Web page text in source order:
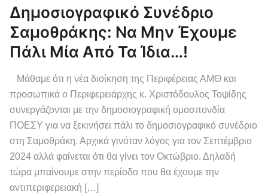
Δημοσιογραφικό Συνέδριο
Σαμοθράκης: Να Μην Έχουμε
Πάλι Μία Από Τα Ίδια…!
Μάθαμε ότι η νέα διοίκηση της Περιφέρειας ΑΜΘ και
προσωπικά ο Περιφερειάρχης κ. Χριστόδουλος Τοψίδης
συνεργάζονται με την δημοσιογραφική ομοσπονδία
ΠΟΕΣΥ για να ξεκινήσει πάλι το δημοσιογραφικό συνέδριο
στη Σαμοθράκη. Αρχικά γινόταν λόγος για τον Σεπτέμβριο
2024 αλλά φαίνεται ότι θα γίνει τον Οκτώβριο. Δηλαδή
τώρα μπαίνουμε στην περίοδο που θα έχουμε την
αντιπεριφερειακή […]